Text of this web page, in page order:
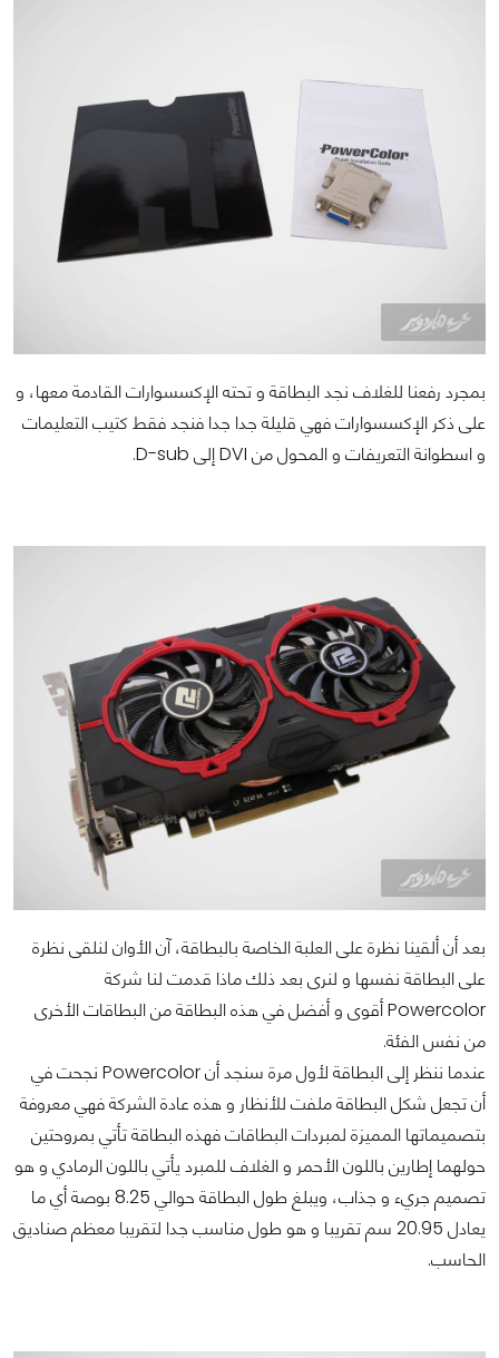
بمجرد رفعنا للغلاف نجد البطاقة و تحته الإكسسوارات القادمة معها، و
على ذكر الإكسسوارات فهي قليلة جدا جدا فنجد فقط كتيب التعليمات
و اسطوانة التعريفات و المحول من DVI إلى D-sub.
بعد أن ألقينا نظرة على العلبة الخاصة بالبطاقة، آن الأوان لنلقى نظرة
على البطاقة نفسها و لنرى بعد ذلك ماذا قدمت لنا شركة
Powercolor أقوى و أفضل في هذه البطاقة من البطاقات الأخرى
من نفس الفئة.
عندما ننظر إلى البطاقة لأول مرة سنجد أن Powercolor نجحت في
أن تجعل شكل البطاقة ملفت للأنظار و هذه عادة الشركة فهي معروفة
بتصميماتها المميزة لمبردات البطاقات فهذه البطاقة تأتي بمروحتين
حولهما إطارين باللون الأحمر و الغلاف للمبرد يأتي باللون الرمادي و هو
تصميم جريء و جذاب، ويبلغ
طول البطاقة حوالي 8.25 بوصة أي ما
يعادل 20.95 سم تقريبا و هو طول مناسب جدا لتقريبا معظم صناديق
الحاسب.